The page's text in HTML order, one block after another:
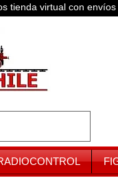
tienda virtual con